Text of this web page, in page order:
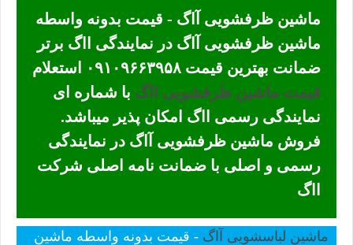
ماشین ظرفشویی آاگ - قیمت بدونه واسطه
ماشین ظرفشویی آاگ در نمایندگی ااگ برتر
ضمانت بهترین قیمت ۰۹۱۰۹۶۶۳۹۵۸ استعلام
قیمت ماشین ظرفشویی ااگ با شماره ای
نمایندگی رسمی ااگ امکان پذیر میباشد.
فروش ماشین ظرفشویی آاگ در نمایندگی
رسمی و اصلی با ضمانت نامه اصلی شرکت
ااگ
ماشین لباسشویی آاگ - قیمت بدونه واسطه ماشین